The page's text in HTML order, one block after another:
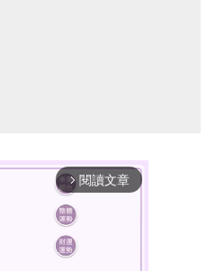
arrow_forward_ios 閱讀文章